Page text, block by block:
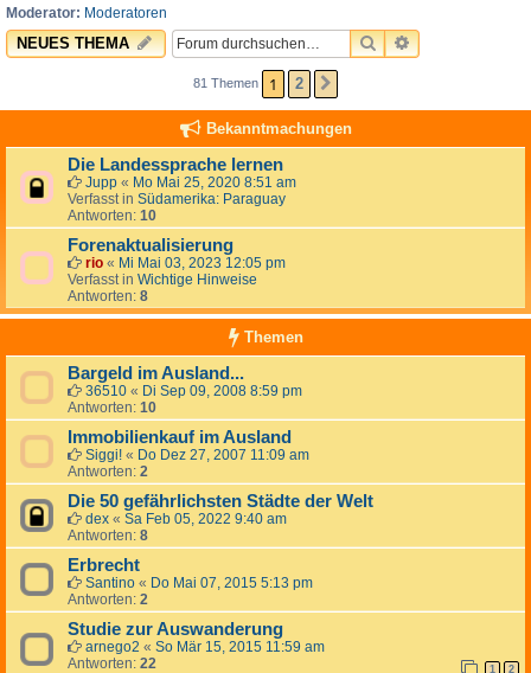
Moderator: Moderatoren
NEUES THEMA SUCHEERWEITERTE
81 Themen 1 2
Bekanntmachungen
Die Landessprache lernen
Jupp « Mo Mai 25, 2020 8:51 am
Verfasst in Südamerika: Paraguay
Antworten: 10
Forenaktualisierung
rio « Mi Mai 03, 2023 12:05 pm
Verfasst in Wichtige Hinweise
Antworten: 8
Themen
Bargeld im Ausland...
36510 « Di Sep 09, 2008 8:59 pm
Antworten: 10
Immobilienkauf im Ausland
Siggi! « Do Dez 27, 2007 11:09 am
Antworten: 2
Die 50 gefährlichsten Städte der Welt
dex « Sa Feb 05, 2022 9:40 am
Antworten: 8
Erbrecht
Santino « Do Mai 07, 2015 5:13 pm
Antworten: 2
Studie zur Auswanderung
arnego2 « So Mär 15, 2015 11:59 am
Antworten: 22 1 2